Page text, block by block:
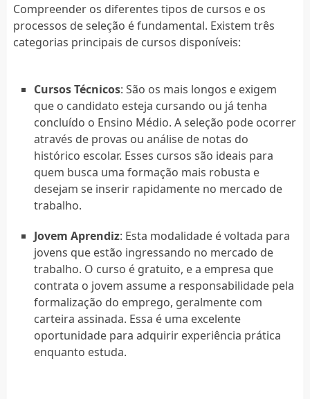
Compreender os diferentes tipos de cursos e os
processos de seleção é fundamental. Existem três
categorias principais de cursos disponíveis:
Cursos Técnicos: São os mais longos e exigem
que o candidato esteja cursando ou já tenha
concluído o Ensino Médio. A seleção pode ocorrer
através de provas ou análise de notas do
histórico escolar. Esses cursos são ideais para
quem busca uma formação mais robusta e
desejam se inserir rapidamente no mercado de
trabalho.
Jovem Aprendiz: Esta modalidade é voltada para
jovens que estão ingressando no mercado de
trabalho. O curso é gratuito, e a empresa que
contrata o jovem assume a responsabilidade pela
formalização do emprego, geralmente com
carteira assinada. Essa é uma excelente
oportunidade para adquirir experiência prática
enquanto estuda.